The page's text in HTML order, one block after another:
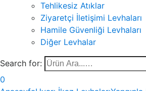
Tehlikesiz Atıklar
Ziyaretçi İletişimi Levhaları
Hamile Güvenliği Levhaları
Diğer Levhalar
Search for:
0